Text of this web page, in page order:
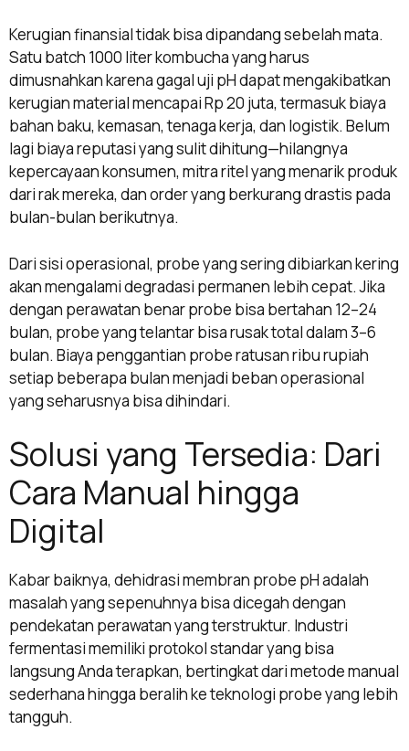
Kerugian finansial tidak bisa dipandang sebelah mata.
Satu batch 1000 liter kombucha yang harus
dimusnahkan karena gagal uji pH dapat mengakibatkan
kerugian material mencapai Rp 20 juta, termasuk biaya
bahan baku, kemasan, tenaga kerja, dan logistik. Belum
lagi biaya reputasi yang sulit dihitung—hilangnya
kepercayaan konsumen, mitra ritel yang menarik produk
dari rak mereka, dan order yang berkurang drastis pada
bulan-bulan berikutnya.
Dari sisi operasional, probe yang sering dibiarkan kering
akan mengalami degradasi permanen lebih cepat. Jika
dengan perawatan benar probe bisa bertahan 12–24
bulan, probe yang telantar bisa rusak total dalam 3–6
bulan. Biaya penggantian probe ratusan ribu rupiah
setiap beberapa bulan menjadi beban operasional
yang seharusnya bisa dihindari.
Solusi yang Tersedia: Dari
Cara Manual hingga
Digital
Kabar baiknya, dehidrasi membran probe pH adalah
masalah yang sepenuhnya bisa dicegah dengan
pendekatan perawatan yang terstruktur. Industri
fermentasi memiliki protokol standar yang bisa
langsung Anda terapkan, bertingkat dari metode manual
sederhana hingga beralih ke teknologi probe yang lebih
tangguh.